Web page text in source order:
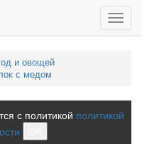
и овощей
с медом
с политикой политикой